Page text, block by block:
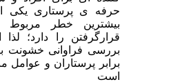
حرفه ی پرستاری یکی از
بیشترین خطر مربوط به
قرارگرفتن را دارد؛ لذا این
بررسی فراوانی خشونت بیماران و
برابر پرستاران و عوامل مرتبط با